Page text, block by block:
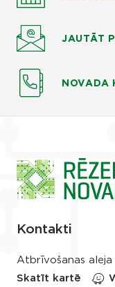
JAUTĀT
NOVADA
Kontakti
Atbrīvošanas aleja
Skatīt kartē